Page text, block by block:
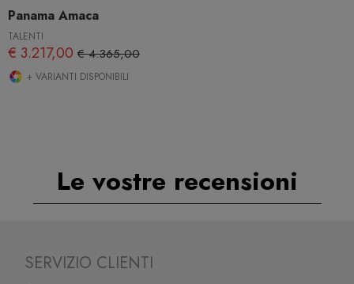
Panama Amaca
TALENTI
€ 3.217,00 € 4.365,00
+ VARIANTI DISPONIBILI
Le vostre recensioni
SERVIZIO CLIENTI